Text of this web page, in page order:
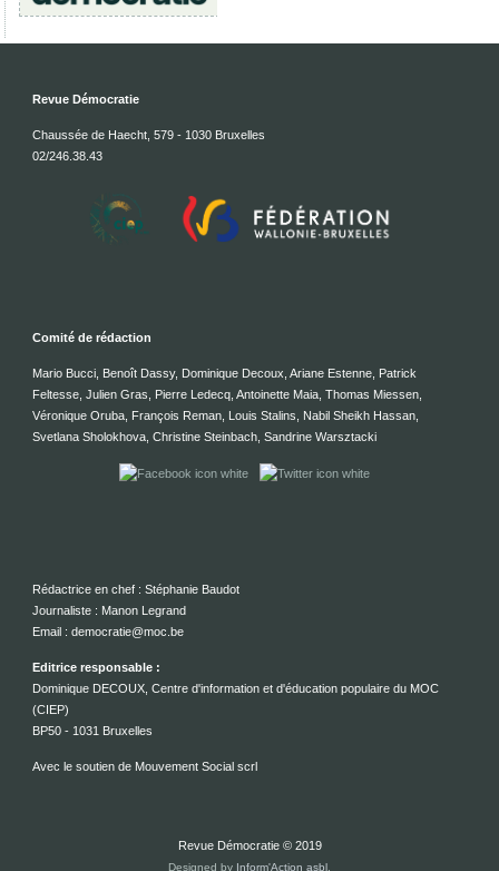
Revue Démocratie
Chaussée de Haecht, 579 - 1030 Bruxelles
02/246.38.43
Comité de rédaction
Mario Bucci, Benoît Dassy, Dominique Decoux, Ariane Estenne, Patrick
Feltesse, Julien Gras, Pierre Ledecq, Antoinette Maia, Thomas Miessen,
Véronique Oruba, François Reman, Louis Stalins, Nabil Sheikh Hassan,
Svetlana Sholokhova, Christine Steinbach, Sandrine Warsztacki
Rédactrice en chef : Stéphanie Baudot
Journaliste : Manon Legrand
Email : democratie@moc.be
Editrice responsable :
Dominique DECOUX, Centre d'information et d'éducation populaire du MOC
(CIEP)
BP50 - 1031 Bruxelles
Avec le soutien de Mouvement Social scrl
Revue Démocratie © 2019
Designed by Inform'Action asbl